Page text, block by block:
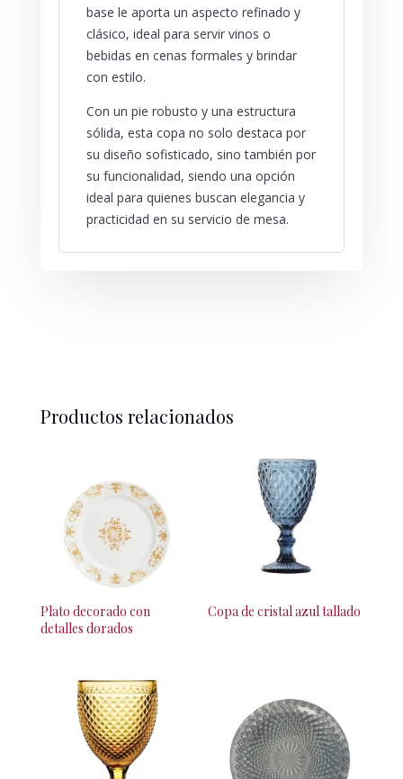
base le aporta un aspecto refinado y
clásico, ideal para servir vinos o
bebidas en cenas formales y brindar
con estilo.
Con un pie robusto y una estructura
sólida, esta copa no solo destaca por
su diseño sofisticado, sino también por
su funcionalidad, siendo una opción
ideal para quienes buscan elegancia y
practicidad en su servicio de mesa.
Productos relacionados
Plato decorado con
detalles dorados
Copa de cristal azul tallado